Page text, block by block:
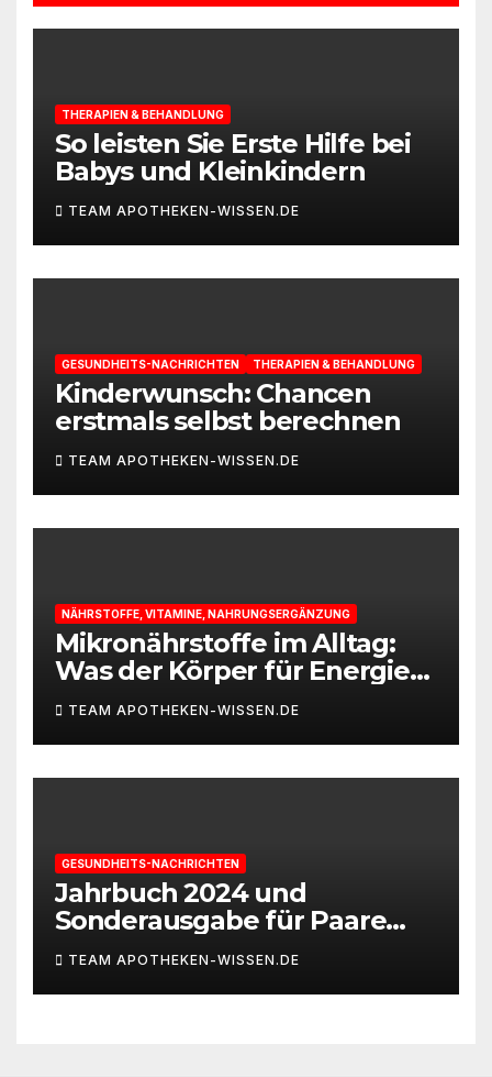
THERAPIEN & BEHANDLUNG
So leisten Sie Erste Hilfe bei
Babys und Kleinkindern
TEAM APOTHEKEN-WISSEN.DE
GESUNDHEITS-NACHRICHTEN THERAPIEN & BEHANDLUNG
Kinderwunsch: Chancen
erstmals selbst berechnen
TEAM APOTHEKEN-WISSEN.DE
NÄHRSTOFFE, VITAMINE, NAHRUNGSERGÄNZUNG
Mikronährstoffe im Alltag:
Was der Körper für Energie
und Leistungsfähigkeit
braucht
TEAM APOTHEKEN-WISSEN.DE
GESUNDHEITS-NACHRICHTEN
Jahrbuch 2024 und
Sonderausgabe für Paare
des Deutschen IVF-Registers:
Zahl der Mehrlingsgeburten
nach
TEAM APOTHEKEN-WISSEN.DE